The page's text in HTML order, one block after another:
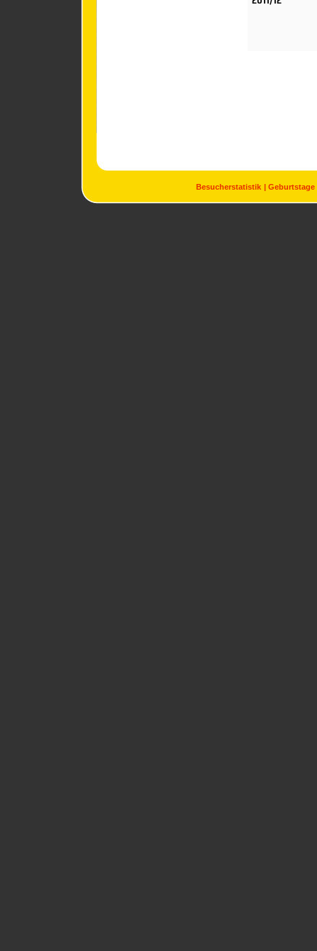
Besucherstatistik Geburtstage